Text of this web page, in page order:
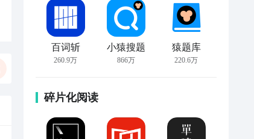
百词斩
260.9万
小猿搜题
866万
猿题库
220.6万
碎片化阅读